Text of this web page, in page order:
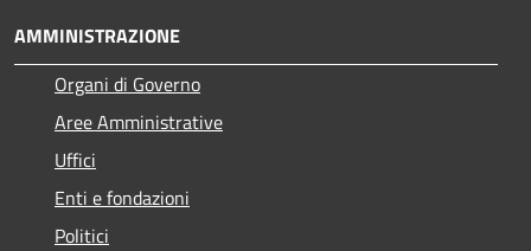
AMMINISTRAZIONE
Organi di Governo
Aree Amministrative
Uffici
Enti e fondazioni
Politici